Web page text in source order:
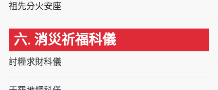
祖先分火安座
六. 消災祈福科儀
討糧求財科儀